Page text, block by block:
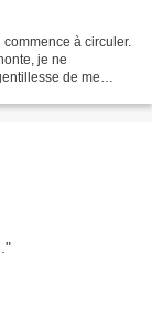
à circuler.
je ne
de me